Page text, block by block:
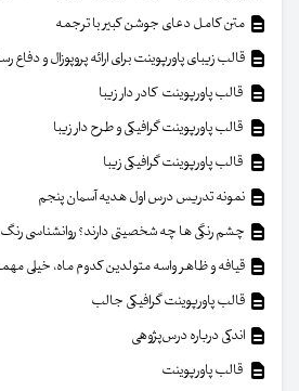
متن کامل دعای جوشن کبیر با ترجمه
قالب زیبای پاورپوینت برای ارائه پروپوزال و دفاع
قالب پاورپوینت کادر دار زیبا
قالب پاورپوینت گرافیکی و طرح دار زیبا
قالب پاورپوینت گرافیکی زیبا
نمونه تدریس درس اول هدیه آسمان پنجم
چشم رنگی ها چه شخصیتی دارند؟ روانشناسی
قیافه و ظاهر واسه متولدین کدوم ماه، خیلی
قالب پاورپوینت گرافیکی جالب
اندکی درباره درس‌پژوهی
قالب پاورپوینت